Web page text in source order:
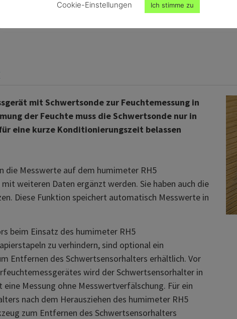
mit Schwertsonde zur Feuchtemessung in
der Feuchte muss die Schwertsonde nur in
eine kurze Konditionierungszeit belassen
die Messwerte auf dem humimeter RH5
weiteren Daten ergänzt werden. Sie haben auch die
Diese Funktion speichert automatisch Messwerte in
beim Einsatz des humimeter RH5
zu verhindern, sind optional ein
Entfernen des Schwertsensorhalters erhältlich. Vor
wird der Schwertsensorhalter in
Messung ohne Messwertverfälschung. Für ein
nach dem Herausziehen des humimeter RH5
zum Entfernen des Schwertsensorhalters
Cookie-Einstellungen
Ich stimme zu